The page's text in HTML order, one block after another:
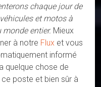
chaque jour de
et motos à
monde entier. Mieux
à notre Flux et vous
informé
quelque chose de
ce poste et bien sûr à